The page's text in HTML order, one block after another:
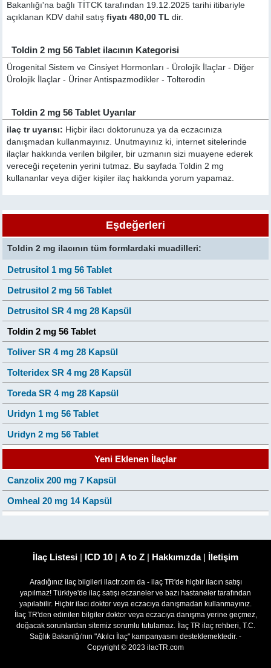
Bakanlığı'na bağlı TİTCK tarafından 19.12.2025 tarihi itibariyle
açıklanan KDV dahil satışfiyatı 480,00 TL dir.
Toldin 2 mg 56 Tablet ilacının Kategorisi
Ürogenital Sistem ve Cinsiyet Hormonları - Ürolojik İlaçlar - Diğer
Ürolojik İlaçlar - Üriner Antispazmodikler - Tolterodin
Toldin 2 mg 56 Tablet Uyarılar
ilaç tr uyarısı: Hiçbir ilacı doktorunuza ya da eczacınıza
danışmadan kullanmayınız. Unutmayınız ki, internet sitelerinde
ilaçlar hakkında verilen bilgiler, bir uzmanın sizi muayene ederek
vereceği reçetenin yerini tutmaz. Bu sayfada Toldin 2 mg
kullananlar veya diğer kişiler ilaç hakkında yorum yapamaz.
Eşdeğerleri
Toldin 2 mg ilacının tüm formlardaki muadilleri:
Detrusitol 1 mg 56 Tablet
Detrusitol 2 mg 56 Tablet
Detrusitol SR 4 mg 28 Kapsül
Toldin 2 mg 56 Tablet
Toliver SR 4 mg 28 Kapsül
Tolteridex SR 4 mg 28 Kapsül
Toreda SR 4 mg 28 Kapsül
Uridyn 1 mg 56 Tablet
Uridyn 2 mg 56 Tablet
Yeni Eklenen İlaçlar
Canzolix 200 mg 7 Kapsül
Omheal 20 mg 14 Kapsül
İlaç Listesi | ICD 10 | A to Z | Hakkımızda| İletişim
Aradığınız ilaç bilgileri ilactr.com da - ilaç TR'de hiçbir ilacın satışı
yapılmaz! Türkiye'de ilaç satışı eczaneler ve bazı hastaneler tarafından
yapılabilir. Hiçbir ilacı doktor veya eczacıya danışmadan kullanmayınız.
İlaç TR'den edinilen bilgiler doktor veya eczacıya danışma yerine geçmez,
doğacak sorunlardan sitemiz sorumlu tutulamaz. İlaç TR ilaç rehberi, T.C.
Sağlık Bakanlğı'nın "Akılcı İlaç" kampanyasını desteklemektedir. -
Copyright © 2023 ilacTR.com